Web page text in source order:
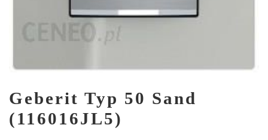
Geberit Typ 50 Sand
(116016JL5)